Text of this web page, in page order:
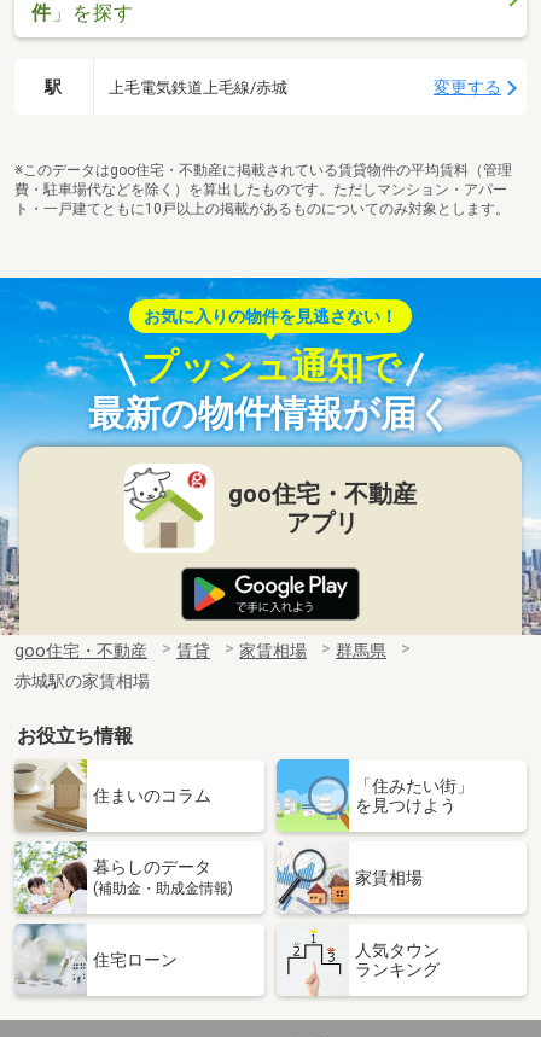
件 」を探す
駅 上毛電気鉄道上毛線/赤城 変更する
※このデータはgoo住宅・不動産に掲載されている賃貸物件の平均賃料（管理
費・駐車場代などを除く）を算出したものです。ただしマンション・アパー
ト・一戸建てともに10戸以上の掲載があるものについてのみ対象とします。
お気に入りの物件を見逃さない！
プッシュ通知で
最新の物件情報が届く
goo住宅・不動産
アプリ
goo住宅・不動産 賃貸 家賃相場
群馬県
赤城駅の家賃相場
お役立ち情報
住まいのコラム
「住みたい街」
を見つけよう
暮らしのデータ
(補助金・助成金情報)
家賃相場
住宅ローン
人気タウン
ランキング